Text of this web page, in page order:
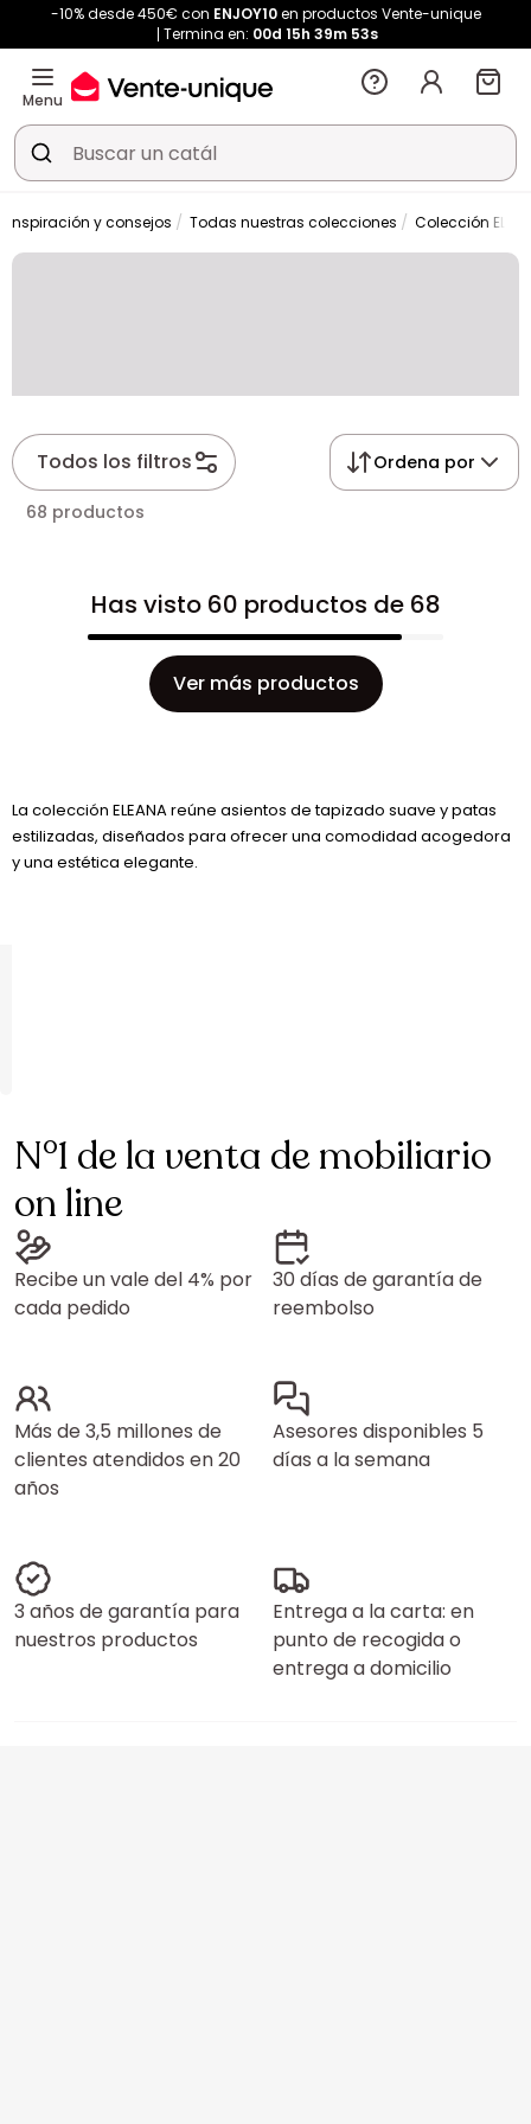
-10% desde 450€ con ENJOY10en productos Vente-unique
Termina en: 00d 15h 39m 53s
Menu
Inspiración y consejos Todas nuestras colecciones Colección
Todos los filtros Ordena por
68 productos
Has visto 60 productos de 68
Ver más productos
La colección ELEANA reúne asientos de tapizado suave y patas
estilizadas, diseñados para ofrecer una comodidad acogedora
y una estética elegante.
N°1 de la venta de mobiliario
on line
Recibe un vale del 4% por
cada pedido
30 días de garantía de
reembolso
Más de 3,5 millones de
clientes atendidos en 20
años
Asesores disponibles 5
días a la semana
3 años de garantía para
nuestros productos
Entrega a la carta: en
punto de recogida o
entrega a domicilio